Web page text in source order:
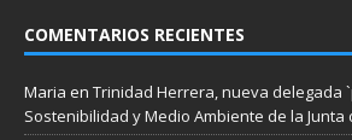
COMENTARIOS RECIENTES
Maria en Trinidad Herrera, nueva delegada
Sostenibilidad y Medio Ambiente de la Junta